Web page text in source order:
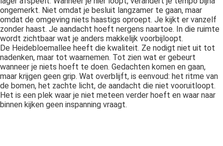
ongemerkt. Niet omdat je besluit langzamer te gaan, maar
omdat de omgeving niets haastigs oproept. Je kijkt er vanzelf
zonder haast. Je aandacht hoeft nergens naartoe. In die ruimte
wordt zichtbaar wat je anders makkelijk voorbijloopt.
De Heidebloemallee heeft die kwaliteit. Ze nodigt niet uit tot
nadenken, maar tot waarnemen. Tot zien wat er gebeurt
wanneer je niets hoeft te doen. Gedachten komen en gaan,
maar krijgen geen grip. Wat overblijft, is eenvoud: het ritme van
de bomen, het zachte licht, de aandacht die niet vooruitloopt.
Het is een plek waar je niet meteen verder hoeft en waar naar
binnen kijken geen inspanning vraagt.